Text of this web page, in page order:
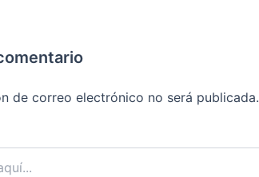
de correo electrónico no será publicada.